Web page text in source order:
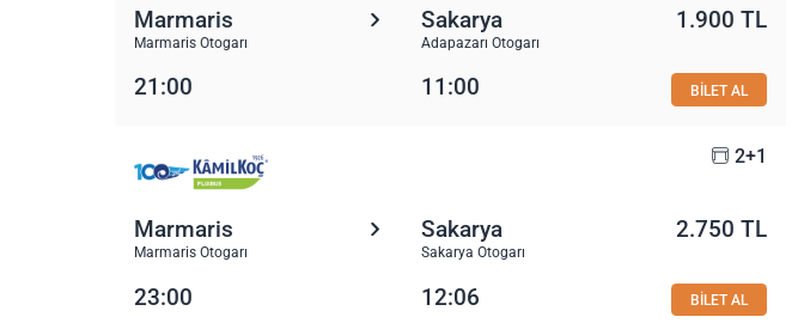
Marmaris
Marmaris Otogarı
Sakarya
Adapazarı Otogarı
1.900 TL
21:00 11:00 BİLET AL
2+1
Marmaris
Marmaris Otogarı
Sakarya
Sakarya Otogarı
2.750 TL
23:00 12:06 BİLET AL